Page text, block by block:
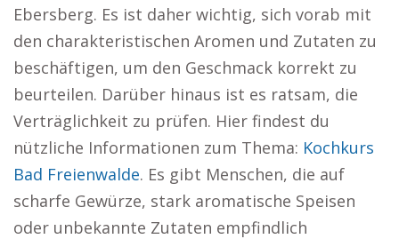
Ebersberg. Es ist daher wichtig, sich vorab mit
den charakteristischen Aromen und Zutaten zu
beschäftigen, um den Geschmack korrekt zu
beurteilen. Darüber hinaus ist es ratsam, die
Verträglichkeit zu prüfen. Hier findest du
nützliche Informationen zum Thema: Kochkurs
Bad Freienwalde. Es gibt Menschen, die auf
scharfe Gewürze, stark aromatische Speisen
oder unbekannte Zutaten empfindlich